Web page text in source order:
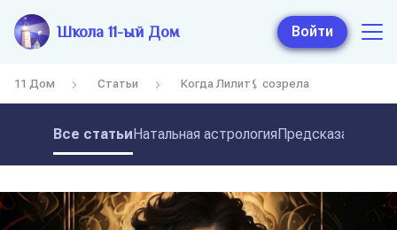
Школа 11-ый Дом Войти
11 Дом Статьи Когда Лилит⚸ созрела
Все статьиНатальная астрология